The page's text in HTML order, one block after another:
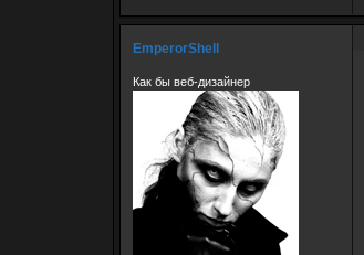
EmperorShell
Как бы веб-дизайнер